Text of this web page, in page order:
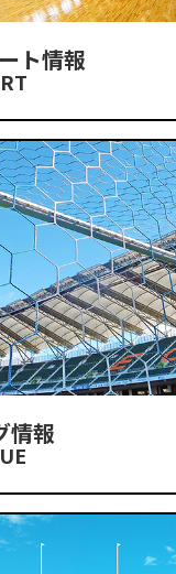
ト情報
情報